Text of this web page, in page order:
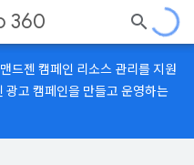
360
드젠 캠페인 리소스 관리를 지원
광고 캠페인을 만들고 운영하는